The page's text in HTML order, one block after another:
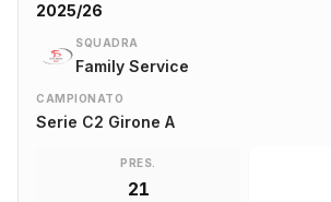
2025/26
SQUADRA
Family Service
CAMPIONATO
Serie C2 Girone A
PRES.
21